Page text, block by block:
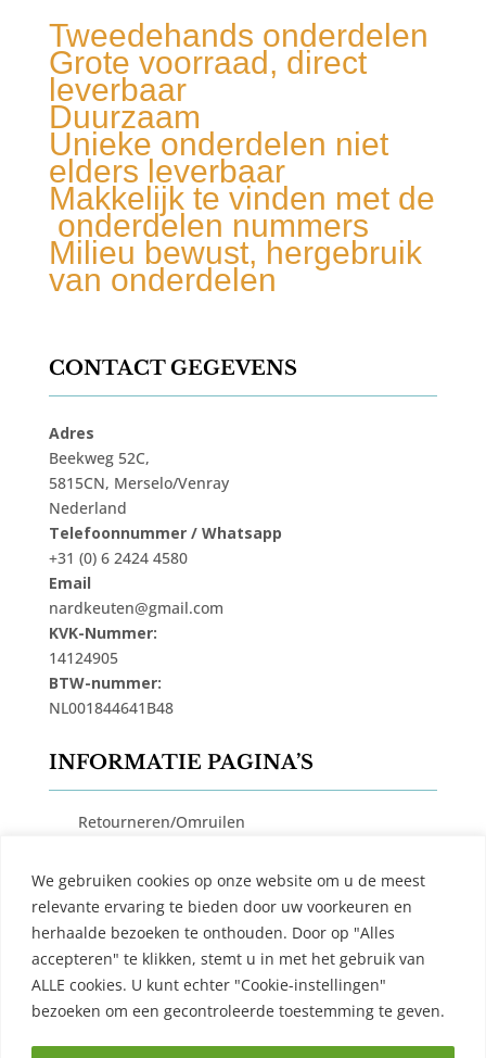
We gebruiken cookies op onze website om u de meest
relevante ervaring te bieden door uw voorkeuren en
herhaalde bezoeken te onthouden. Door op "Alles
accepteren" te klikken, stemt u in met het gebruik van
ALLE cookies. U kunt echter "Cookie-instellingen"
bezoeken om een ​​gecontroleerde toestemming te geven.
Tweedehands onderdelen
Grote voorraad, direct
leverbaar
Duurzaam
Unieke onderdelen niet
elders leverbaar
Makkelijk te vinden met de
onderdelen nummers
Milieu bewust, hergebruik
van onderdelen
CONTACT GEGEVENS
Adres
Beekweg 52C,
5815CN, Merselo/Venray
Nederland
Telefoonnummer / Whatsapp
+31 (0) 6 2424 4580
Email
nardkeuten@gmail.com
KVK-Nummer:
14124905
BTW-nummer:
NL001844641B48
INFORMATIE PAGINA’S
Retourneren/Omruilen
Cookiebeleid
Algemene Voorwaarden
Contact